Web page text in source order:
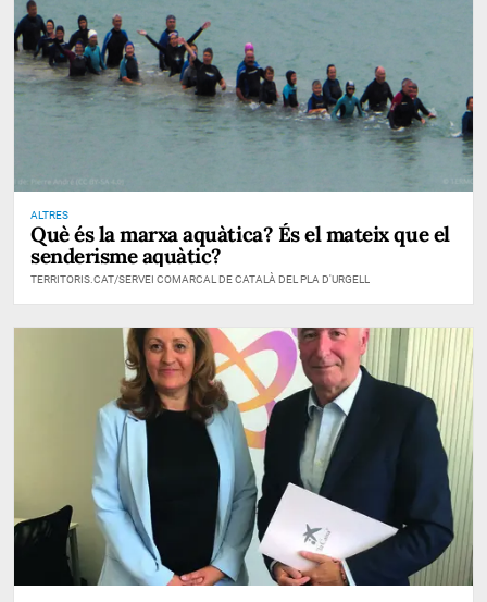
ALTRES
Què és la marxa aquàtica? És el mateix que el
senderisme aquàtic?
TERRITORIS.CAT/SERVEI COMARCAL DE CATALÀ DEL PLA D'URGELL